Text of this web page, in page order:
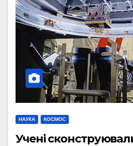
НАУКА КОСМОС
Учені